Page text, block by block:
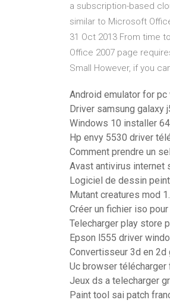
a subscription-based
similar to Microsoft
31 Oct 2013 From time
Office 2007 page
Small However, if you
Android emulator for
Driver samsung galaxy
Windows 10 installer
Hp envy 5530 driver
Comment prendre un
Avast antivirus internet
Logiciel de dessin
Mutant creatures mod
Créer un fichier iso
Telecharger play store
Epson l555 driver
Convertisseur 3d en 2d
Uc browser
Jeux ds a telecharger
Paint tool sai patch